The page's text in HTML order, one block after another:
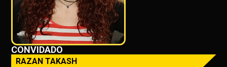
CONVIDADO
RAZAN TAKASH